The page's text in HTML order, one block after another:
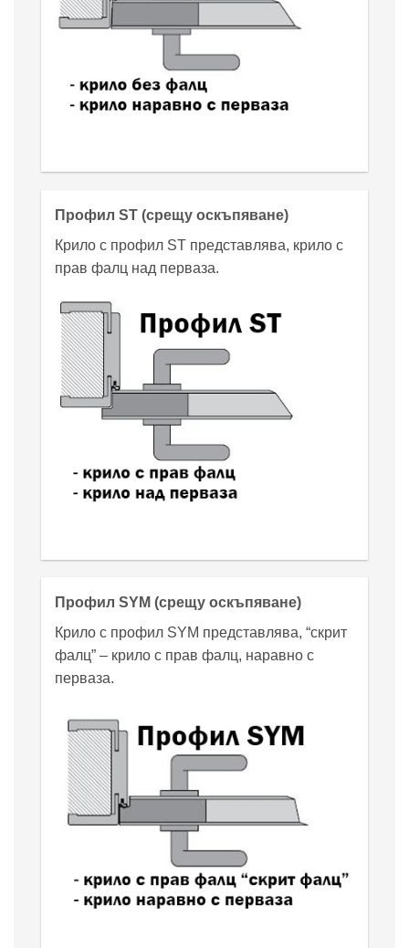
Профил ST (срещу оскъпяване)
Крило с профил ST представлява, крило с
прав фалц над перваза.
Профил SYM (срещу оскъпяване)
Крило с профил SYM представлява, “скрит
фалц” – крило с прав фалц, наравно с
перваза.